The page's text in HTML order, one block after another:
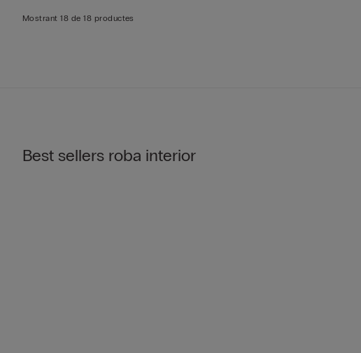
Mostrant 18 de 18 productes
Best sellers roba interior